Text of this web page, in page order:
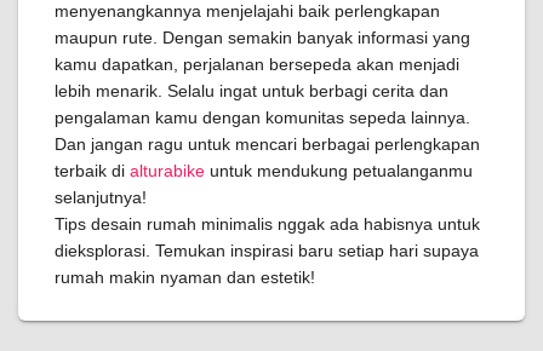
menyenangkannya menjelajahi baik perlengkapan
maupun rute. Dengan semakin banyak informasi yang
kamu dapatkan, perjalanan bersepeda akan menjadi
lebih menarik. Selalu ingat untuk berbagi cerita dan
pengalaman kamu dengan komunitas sepeda lainnya.
Dan jangan ragu untuk mencari berbagai perlengkapan
terbaik di alturabike untuk mendukung petualanganmu
selanjutnya!
Tips desain rumah minimalis nggak ada habisnya untuk
dieksplorasi. Temukan inspirasi baru setiap hari supaya
rumah makin nyaman dan estetik!